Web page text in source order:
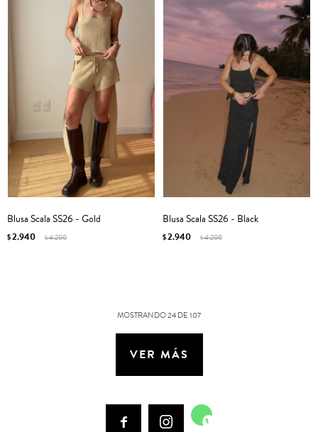
Blusa Scala SS26 - Gold
$2.940 $4.200
Blusa Scala SS26 - Black
$2.940 $4.200
MOSTRANDO24DE107
VER MÁS
  